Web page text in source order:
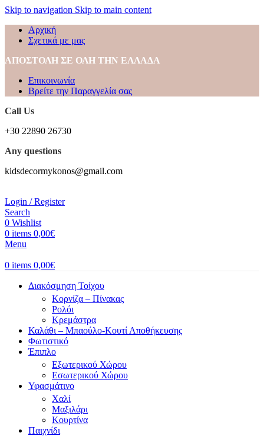
Skip to navigation Skip to main content
Αρχική
Σχετικά με μας
ΑΠΟΣΤΟΛΗ ΣΕ ΟΛΗ ΤΗΝ ΕΛΛΑΔΑ
Επικοινωνία
Βρείτε την Παραγγελία σας
Call Us
+30 22890 26730
Any questions
kidsdecormykonos@gmail.com
Login / Register
Search
0 Wishlist
0 items 0,00€
Menu
0 items 0,00€
Διακόσμηση Τοίχου
Κορνίζα – Πίνακας
Ρολόι
Κρεμάστρα
Καλάθι – Μπαούλο-Κουτί Αποθήκευσης
Φωτιστικό
Έπιπλο
Εξωτερικού Χώρου
Εσωτερικού Χώρου
Υφασμάτινο
Χαλί
Μαξιλάρι
Κουρτίνα
Παιχνίδι